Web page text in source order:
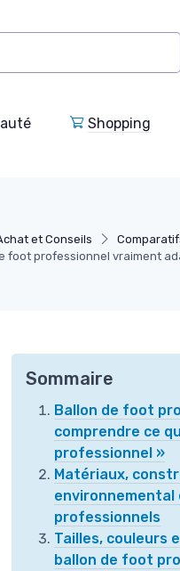
Shopping
et Conseils
foot professionnel vraiment
Sommaire
Ballon de foot
comprendre ce
professionnel »
Matériaux,
environnemental
professionnels
Tailles, couleurs
ballon de foot